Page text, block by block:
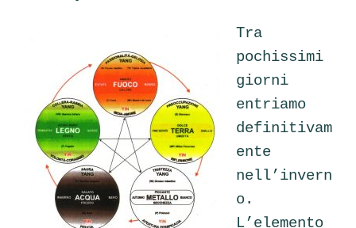
Tra
pochissimi
giorni
entriamo
definitivam
ente
nell’invern
o.
L’elemento